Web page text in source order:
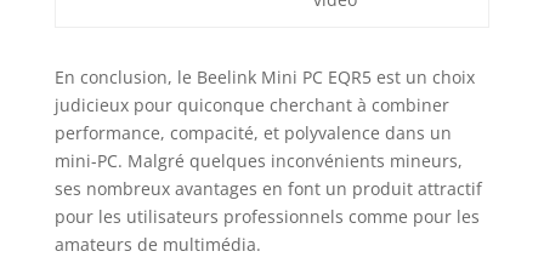
En conclusion, le Beelink Mini PC EQR5 est un choix
judicieux pour quiconque cherchant à combiner
performance, compacité, et polyvalence dans un
mini-PC. Malgré quelques inconvénients mineurs,
ses nombreux avantages en font un produit attractif
pour les utilisateurs professionnels comme pour les
amateurs de multimédia.